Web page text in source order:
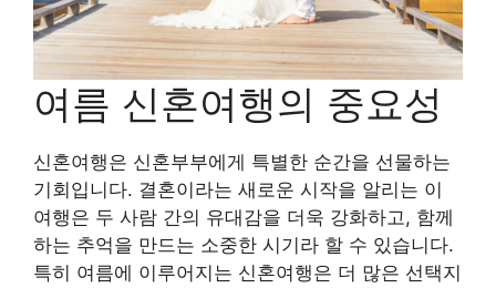
여름 신혼여행의 중요성
신혼여행은 신혼부부에게 특별한 순간을 선물하는
기회입니다. 결혼이라는 새로운 시작을 알리는 이
여행은 두 사람 간의 유대감을 더욱 강화하고, 함께
하는 추억을 만드는 소중한 시기라 할 수 있습니다.
특히 여름에 이루어지는 신혼여행은 더 많은 선택지